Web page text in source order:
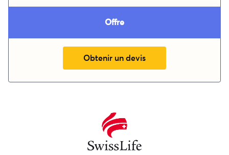
Offre
Obtenir un devis